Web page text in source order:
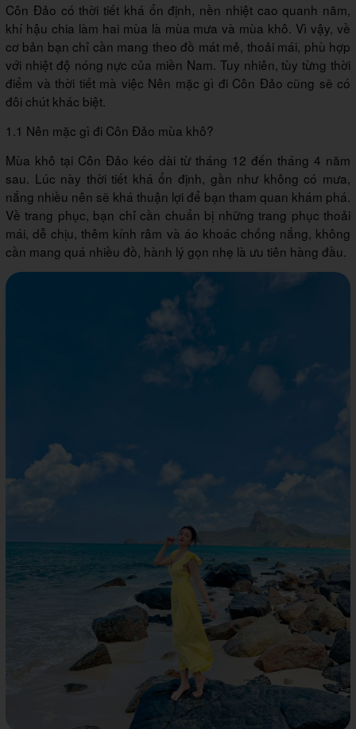
Côn Đảo có thời tiết khá ổn định, nền nhiệt cao quanh năm,
khí hậu chia làm hai mùa là mùa mưa và mùa khô. Vì vậy, về
cơ bản bạn chỉ cần mang theo đồ mát mẻ, thoải mái, phù hợp
với nhiệt độ nóng nực của miền Nam. Tuy nhiên, tùy từng thời
điểm và thời tiết mà việc Nên mặc gì đi Côn Đảo cũng sẽ có
đôi chút khác biệt.
1.1 Nên mặc gì đi Côn Đảo mùa khô?
Mùa khô tại Côn Đảo kéo dài từ tháng 12 đến tháng 4 năm
sau. Lúc này thời tiết khá ổn định, gần như không có mưa,
nắng nhiều nên sẽ khá thuận lợi để bạn tham quan khám phá.
Về trang phục, bạn chỉ cần chuẩn bị những trang phục thoải
mái, dễ chịu, thêm kính râm và áo khoác chống nắng, không
cần mang quá nhiều đồ, hành lý gọn nhẹ là ưu tiên hàng đầu.